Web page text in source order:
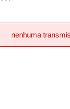
nenhuma